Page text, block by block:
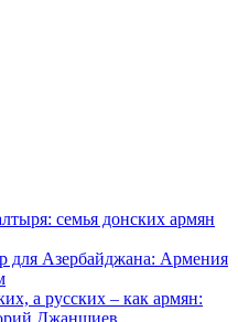
семья донских армян
для Азербайджана: Армения
а русских – как армян:
Джаншиев